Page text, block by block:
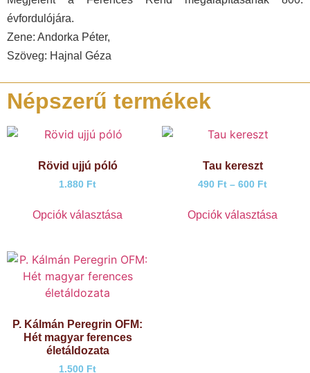
évfordulójára.
Zene: Andorka Péter,
Szöveg: Hajnal Géza
Népszerű termékek
Rövid ujjú póló
1.880 Ft
Opciók választása
Tau kereszt
490 Ft – 600 Ft
Opciók választása
P. Kálmán Peregrin OFM:
Hét magyar ferences
életáldozata
1.500 Ft